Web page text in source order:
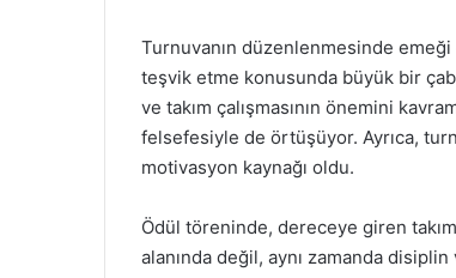
Turnuvanın düzenlenmesinde
teşvik etme konusunda büyük bir
ve takım çalışmasının önemini
felsefesiyle de örtüşüyor. Ayrıca,
motivasyon kaynağı oldu.
Ödül töreninde, dereceye giren
alanında değil, aynı zamanda